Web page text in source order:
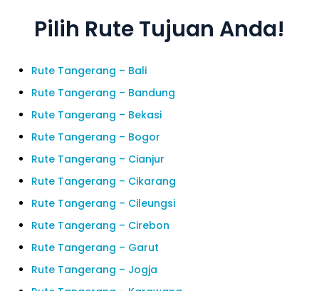
Pilih Rute Tujuan Anda!
Rute Tangerang – Bali
Rute Tangerang – Bandung
Rute Tangerang – Bekasi
Rute Tangerang – Bogor
Rute Tangerang – Cianjur
Rute Tangerang – Cikarang
Rute Tangerang – Cileungsi
Rute Tangerang – Cirebon
Rute Tangerang – Garut
Rute Tangerang – Jogja